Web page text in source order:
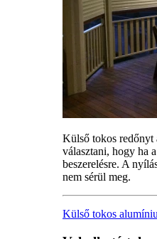
Külső tokos redőnyt
választani, hogy ha
beszerelésre. A
nem sérül meg.
Külső tokos